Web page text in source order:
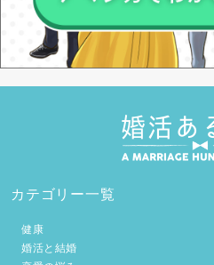
カテゴリー一覧
健康
婚活と結婚